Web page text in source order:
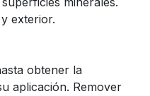
exterior.
obtener la
aplicación. Remover